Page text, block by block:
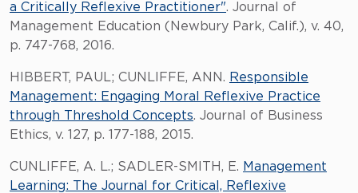
a Critically Reflexive Practitioner". Journal of
Management Education (Newbury Park, Calif.), v. 40,
p. 747-768, 2016.
HIBBERT, PAUL; CUNLIFFE, ANN. Responsible
Management: Engaging Moral Reflexive Practice
through Threshold Concepts. Journal of Business
Ethics, v. 127, p. 177-188, 2015.
CUNLIFFE, A. L.; SADLER-SMITH, E. Management
Learning: The Journal for Critical, Reflexive